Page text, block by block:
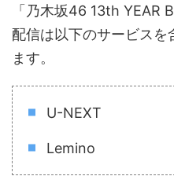
「乃木坂46 13th YEAR
配信は以下のサービス
ます。
U-NEXT
Lemino